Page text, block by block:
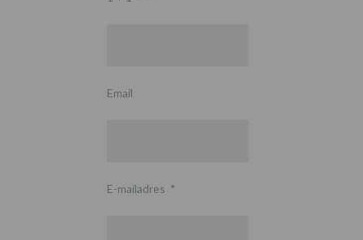
Email
E-mailadres *